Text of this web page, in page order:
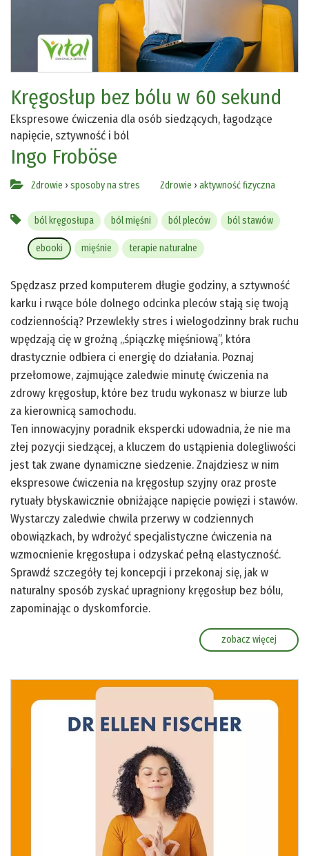
Kręgosłup bez bólu w 60 sekund
Ekspresowe ćwiczenia dla osób siedzących, łagodzące
napięcie, sztywność i ból
Ingo Froböse
Zdrowie › sposoby na stres Zdrowie › aktywność fizyczna
ból kręgosłupa ból mięśni ból pleców ból stawów
ebooki mięśnie terapie naturalne
Spędzasz przed komputerem długie godziny, a sztywność
karku i rwące bóle dolnego odcinka pleców stają się twoją
codziennością? Przewlekły stres i wielogodzinny brak ruchu
wpędzają cię w groźną „śpiączkę mięśniową”, która
drastycznie odbiera ci energię do działania. Poznaj
przełomowe, zajmujące zaledwie minutę ćwiczenia na
zdrowy kręgosłup, które bez trudu wykonasz w biurze lub
za kierownicą samochodu.
Ten innowacyjny poradnik ekspercki udowadnia, że nie ma
złej pozycji siedzącej, a kluczem do ustąpienia dolegliwości
jest tak zwane dynamiczne siedzenie. Znajdziesz w nim
ekspresowe ćwiczenia na kręgosłup szyjny oraz proste
rytuały błyskawicznie obniżające napięcie powięzi i stawów.
Wystarczy zaledwie chwila przerwy w codziennych
obowiązkach, by wdrożyć specjalistyczne ćwiczenia na
wzmocnienie kręgosłupa i odzyskać pełną elastyczność.
Sprawdź szczegóły tej koncepcji i przekonaj się, jak w
naturalny sposób zyskać upragniony kręgosłup bez bólu,
zapominając o dyskomforcie.
zobacz więcej